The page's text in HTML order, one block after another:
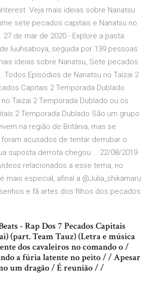
Veja mais ideias sobre Nanatsu
sete pecados capitais e Nanatsu no
de mar de 2020 - Explore a pasta
luuhsaboya, seguida por 139 pessoas
ideias sobre Nanatsu, Sete pecados
Todos Episódios de Nanatsu no Taizai 2
Capitais 2 Temporada Dublado
Taizai 2 Temporada Dublado ou os
2 Temporada Dublado São um grupo
na região de Britânia, mas se
acusados de tentar derrubar o
suposta derrota chegou … 22/08/2019 ·
relacionados a esse tema, no
mais especial, afinal a @Julia_shikamaru
e fã artes dos filhos dos pecados
- Rap Dos 7 Pecados Capitais
(part. Team Tauz) (Letra e música
dos cavaleiros no comando o /
a fúria latente no peito / / Apesar
um dragão / É reunião / /